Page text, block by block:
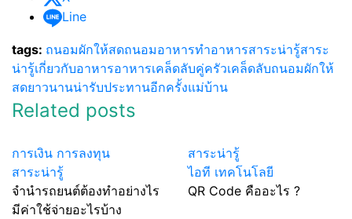
Line
tags: ถนอมผักให้สดถนอมอาหารทำอาหารสาระน่ารู้สาระ
น่ารู้เกี่ยวกับอาหารอาหารเคล็ดลับคู่ครัวเคล็ดลับถนอมผักให้
สดยาวนานน่ารับประทานอีกครั้งแม่บ้าน
Related posts
การเงิน การลงทุน
สาระน่ารู้
จำนำรถยนต์ต้องทำอย่างไร
มีค่าใช้จ่ายอะไรบ้าง
สาระน่ารู้
ไอที เทคโนโลยี
QR Code คืออะไร ?